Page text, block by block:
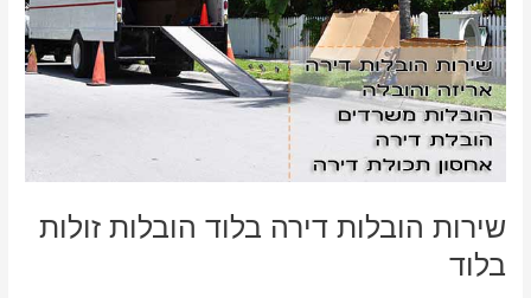
שירות הובלות דירה בלוד הובלות זולות
בלוד